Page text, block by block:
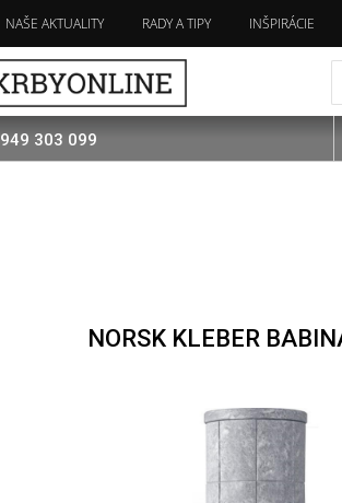
NAŠE AKTUALITY RADY A TIPY INŠPIRÁCIE
949 303 099
NORSK KLEBER